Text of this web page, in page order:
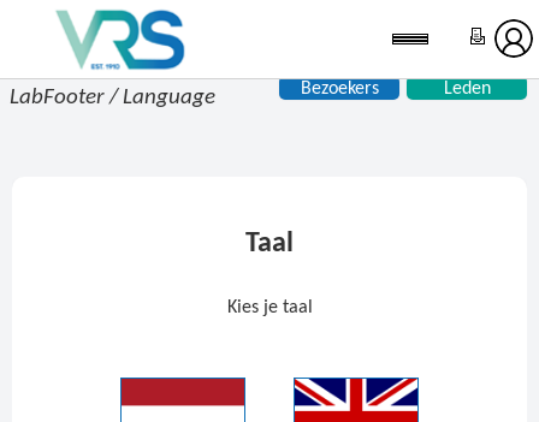
Bezoekers Leden
LabFooter / Language
Taal
Kies je taal